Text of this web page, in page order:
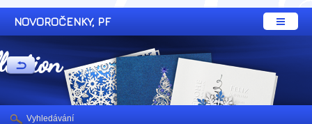
NOVOROČENKY, PF
Vyhledávání